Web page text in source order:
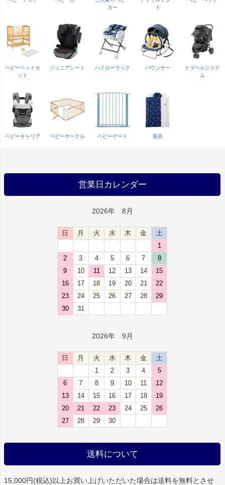
カー
ト
ベビーベッドセ
ット
ジュニアシート ハイローラック バウンサー
トラベルシステ
ム
ベビーキャリア ベビーサークル ベビーゲート 寝具
営業日カレンダー
2026年 8月
日 月 火 水 木 金
土
1
2
3 4 5 6 7
8
9
10 11 12 13 14
15
16
17 18 19 20 21
22
23
24 25 26 27 28
29
30
31
2026年 9月
日 月 火 水 木 金
土
1
2 3 4
5
6
7 8 9 10 11
12
13
14 15 16 17 18
19
20
21 22 23 24 25
26
27
28 29 30
送料について
15,000円(税込)以上お買い上げいただいた場合は送料を無料とさせ